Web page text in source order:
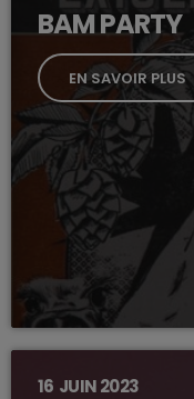
BAM PARTY
EN SAVOIR PLUS
16 JUIN 2023